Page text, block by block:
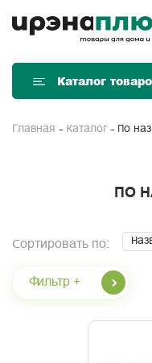
Каталог
Главная Каталог По
ПО
Сортировать по:
Фильтр +